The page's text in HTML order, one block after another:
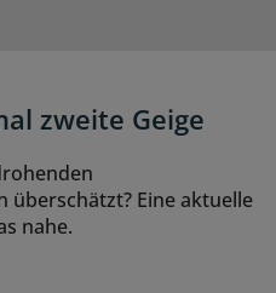
zweite Geige
überschätzt? Eine aktuelle
nahe.